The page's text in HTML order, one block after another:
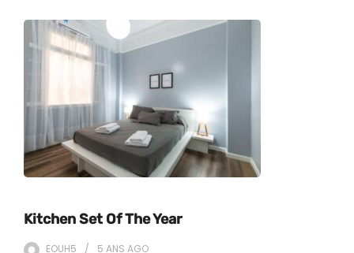
Kitchen Set Of The Year
EOUH5 5 ANS AGO